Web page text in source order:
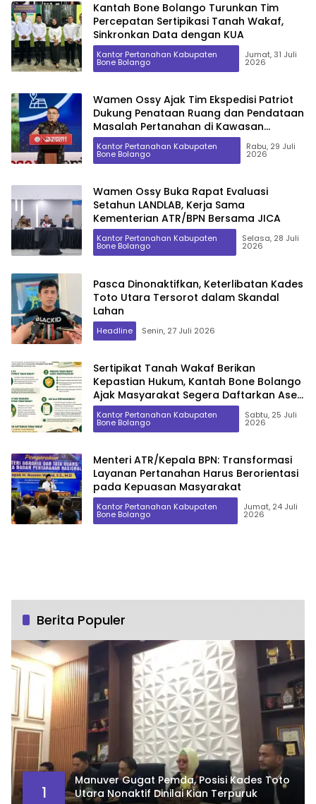
Kantah Bone Bolango Turunkan Tim
Percepatan Sertipikasi Tanah Wakaf,
Sinkronkan Data dengan KUA
Kantor Pertanahan Kabupaten
Bone Bolango
Jumat, 31 Juli
2026
Wamen Ossy Ajak Tim Ekspedisi Patriot
Dukung Penataan Ruang dan Pendataan
Masalah Pertanahan di Kawasan
Transmigrasi
Kantor Pertanahan Kabupaten
Bone Bolango
Rabu, 29 Juli
2026
Wamen Ossy Buka Rapat Evaluasi
Setahun LANDLAB, Kerja Sama
Kementerian ATR/BPN Bersama JICA
Kantor Pertanahan Kabupaten
Bone Bolango
Selasa, 28 Juli
2026
Pasca Dinonaktifkan, Keterlibatan Kades
Toto Utara Tersorot dalam Skandal
Lahan
Headline Senin, 27 Juli 2026
Sertipikat Tanah Wakaf Berikan
Kepastian Hukum, Kantah Bone Bolango
Ajak Masyarakat Segera Daftarkan Aset
Wakaf
Kantor Pertanahan Kabupaten
Bone Bolango
Sabtu, 25 Juli
2026
Menteri ATR/Kepala BPN: Transformasi
Layanan Pertanahan Harus Berorientasi
pada Kepuasan Masyarakat
Kantor Pertanahan Kabupaten
Bone Bolango
Jumat, 24 Juli
2026
Berita Populer
1
Manuver Gugat Pemda, Posisi Kades Toto
Utara Nonaktif Dinilai Kian Terpuruk